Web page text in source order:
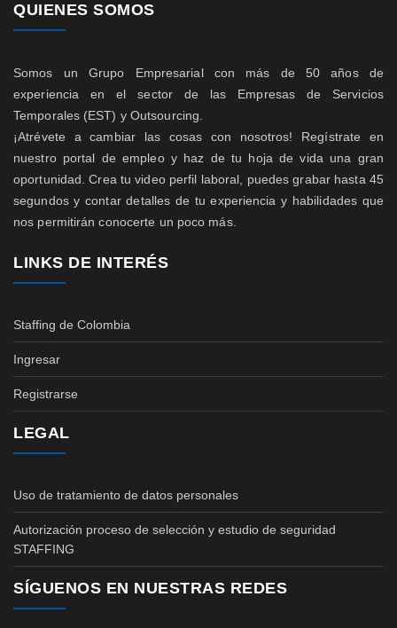
QUIENES SOMOS
Somos un Grupo Empresarial con más de 50 años de
experiencia en el sector de las Empresas de Servicios
Temporales (EST) y Outsourcing.
¡Atrévete a cambiar las cosas con nosotros! Regístrate en
nuestro portal de empleo y haz de tu hoja de vida una gran
oportunidad. Crea tu video perfil laboral, puedes grabar hasta 45
segundos y contar detalles de tu experiencia y habilidades que
nos permitirán conocerte un poco más.
LINKS DE INTERÉS
Staffing de Colombia
Ingresar
Registrarse
LEGAL
Uso de tratamiento de datos personales
Autorización proceso de selección y estudio de seguridad
STAFFING
SÍGUENOS EN NUESTRAS REDES